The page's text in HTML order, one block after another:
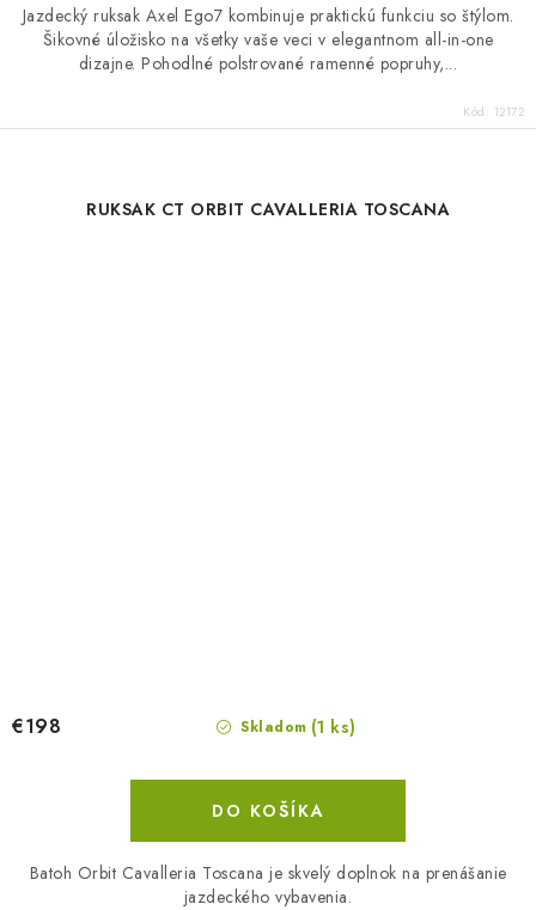
Jazdecký ruksak Axel Ego7 kombinuje praktickú funkciu so štýlom.
Šikovné úložisko na všetky vaše veci v elegantnom all-in-one
dizajne. Pohodlné polstrované ramenné popruhy,...
Kód: 12172
RUKSAK CT ORBIT CAVALLERIA TOSCANA
Skladom (1 ks)
€198
DO KOŠÍKA
Batoh Orbit Cavalleria Toscana je skvelý doplnok na prenášanie
jazdeckého vybavenia.